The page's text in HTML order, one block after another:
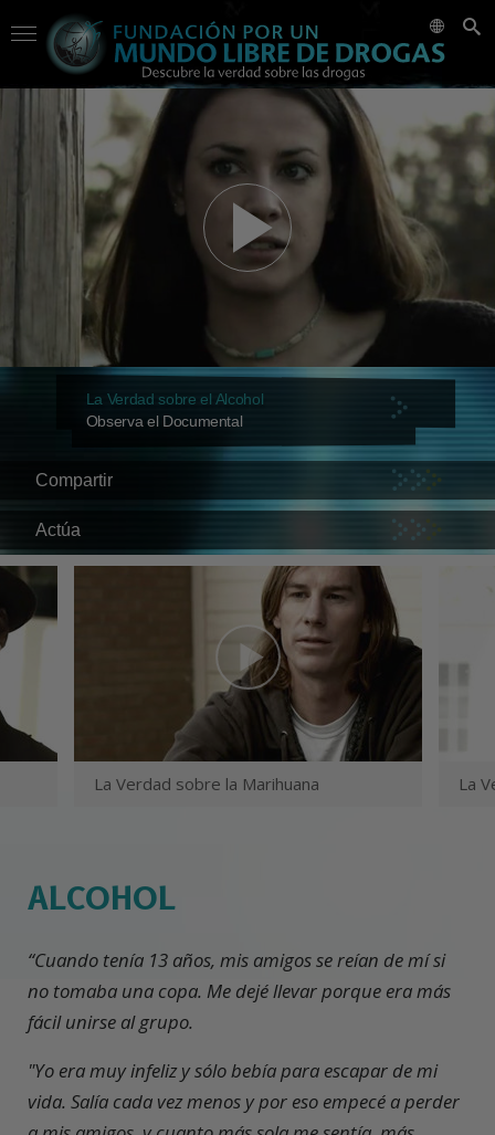
La Verdad sobre el Alcohol
Observa el Documental
Compartir
Actúa
La Verdad sobre la Marihuana La
ALCOHOL
“Cuando tenía 13 años, mis amigos se reían de mí si
no tomaba una copa. Me dejé llevar porque era más
fácil unirse al grupo.
"Yo era muy infeliz y sólo bebía para escapar de mi
vida. Salía cada vez menos y por eso empecé a perder